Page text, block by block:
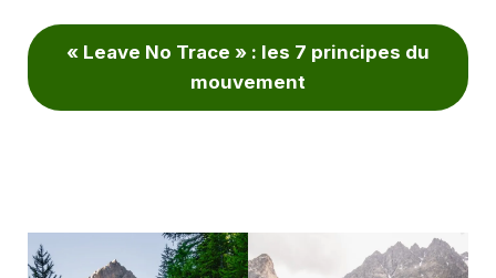
« Leave No Trace » : les 7 principes du
mouvement